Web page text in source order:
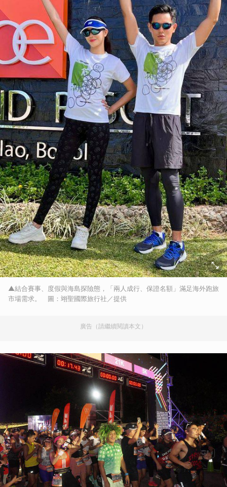
▲結合賽事、度假與海島探險態，「兩人成行、保證名額」滿足海外跑旅
市場需求。 圖：翊聖國際旅行社／提供
廣告（請繼續閱讀本文）